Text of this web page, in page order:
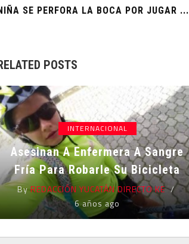
SE PERFORA LA BOCA POR JUGAR ...
POSTS
INTERNACIONAL
Asesinan A Enfermera A Sangre
Fría Para Robarle Su Bicicleta
ByREDACCIÓN YUCATÁN DIRECTO KE
6 años ago